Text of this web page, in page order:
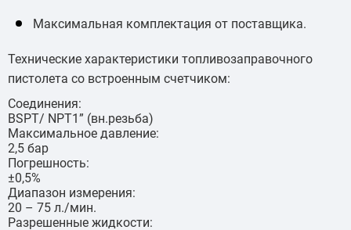
Максимальная комплектация от поставщика.
Технические характеристики топливозаправочного
пистолета со встроенным счетчиком:
Соединения:
BSPT/ NPT1” (вн.резьба)
Максимальное давление:
2,5 бар
Погрешность:
±0,5%
Диапазон измерения:
20 – 75 л./мин.
Разрешенные жидкости: